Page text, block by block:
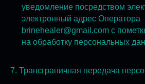
уведомление посредством
электронный адрес Оператора
brinehealer@gmail.com с
на обработку персональных
7. Трансграничная передача